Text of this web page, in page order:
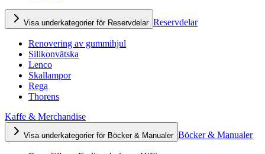
Visa underkategorier för Reservdelar Reservdelar
Renovering av gummihjul
Silikonvätska
Lenco
Skallampor
Rega
Thorens
Kaffe & Merchandise
Visa underkategorier för Böcker & Manualer Böcker & Manualer